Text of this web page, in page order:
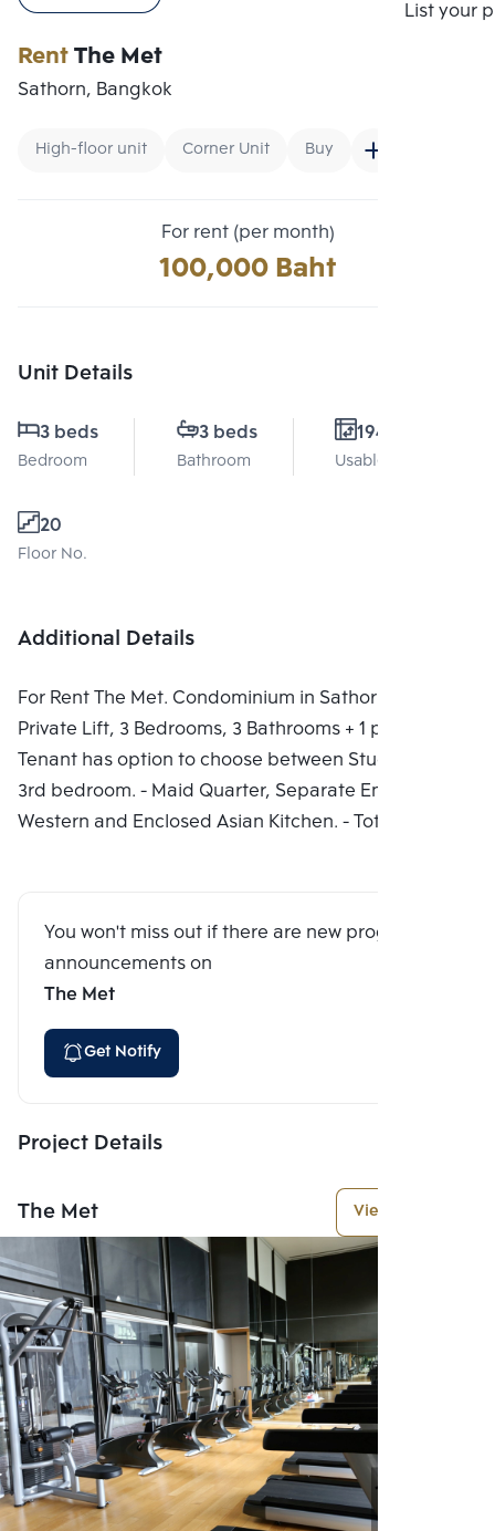
List your
RentThe Met
Sathorn, Bangkok
High-floor unit Corner Unit Buy
For rent (per month)
100,000 Baht
Unit Details
3 beds
Bedroom
3 beds
Bathroom
194 Sq.m.
Usable area
20
Floor No.
Additional Details
For Rent The Met. Condominium in Sathorn. 194 Sq.m.
Private Lift, 3 Bedrooms, 3 Bathrooms + 1 powder. -
Tenant has option to choose between Study room or
3rd bedroom. - Maid Quarter, Separate Enclosed
Western and Enclosed Asian Kitchen. - Total of 4 balc
You won't miss out if there are new program
announcements on
The Met
Get Notify
Project Details
The Met View More